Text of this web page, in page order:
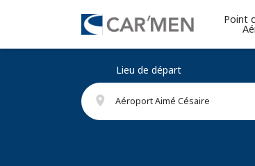
Point
Lieu de départ
place Aéroport Aimé Césaire